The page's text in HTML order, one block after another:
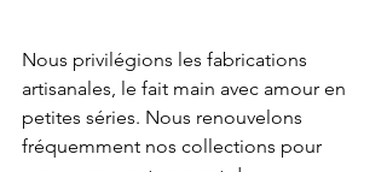
Nous privilégions les fabrications
artisanales, le fait main avec amour en
petites séries. Nous renouvelons
fréquemment nos collections pour